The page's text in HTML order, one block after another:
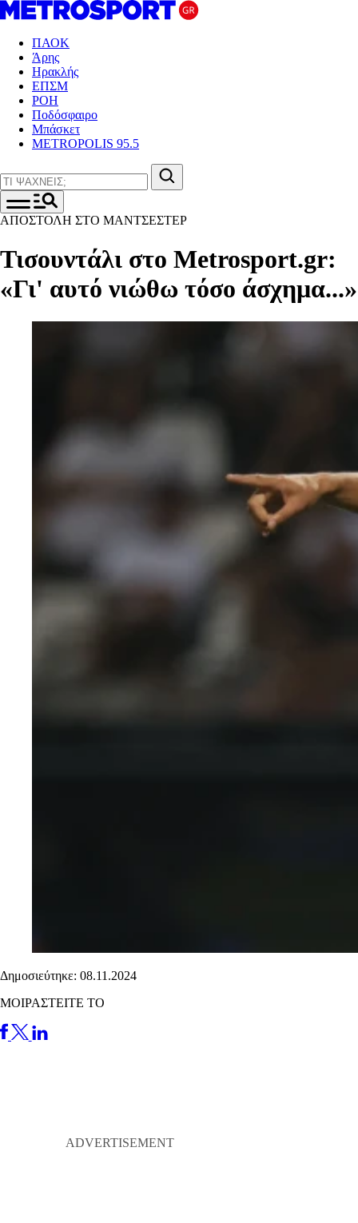
ΠΑΟΚ
Άρης
Ηρακλής
ΕΠΣΜ
ΡΟΗ
Ποδόσφαιρο
Μπάσκετ
METROPOLIS 95.5
ΑΠΟΣΤΟΛΗ ΣΤΟ ΜΑΝΤΣΕΣΤΕΡ
Τισουντάλι στο Metrosport.gr:
«Γι' αυτό νιώθω τόσο άσχημα...»
Δημοσιεύτηκε: 08.11.2024
ΜΟΙΡΑΣΤΕΙΤΕ ΤΟ